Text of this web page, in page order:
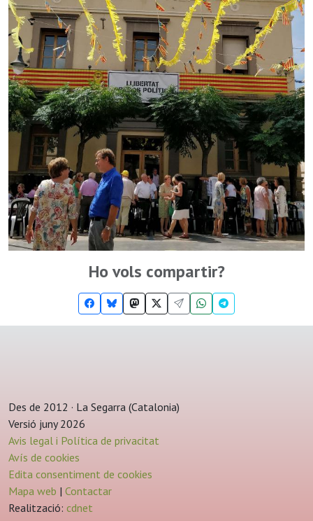
Ho vols compartir?
Des de 2012 · La Segarra (Catalonia)
Versió juny 2026
Avis legal i Política de privacitat
Avís de cookies
Edita consentiment de cookies
Mapa web | Contactar
Realització: cdnet